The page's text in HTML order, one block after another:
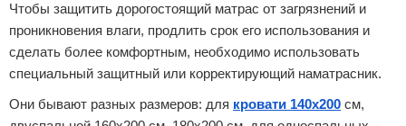
Чтобы защитить дорогостоящий матрас от загрязнений и
проникновения влаги, продлить срок его использования и
сделать более комфортным, необходимо использовать
специальный защитный или корректирующий наматрасник.
Они бывают разных размеров: для кровати 140х200 см,